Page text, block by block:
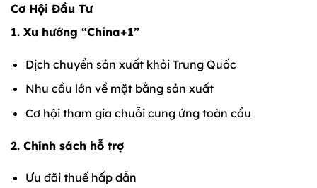
Cơ Hội Đầu Tư
1. Xu hướng “China+1”
Dịch chuyển sản xuất khỏi Trung Quốc
Nhu cầu lớn về mặt bằng sản xuất
Cơ hội tham gia chuỗi cung ứng toàn cầu
2. Chính sách hỗ trợ
Ưu đãi thuế hấp dẫn